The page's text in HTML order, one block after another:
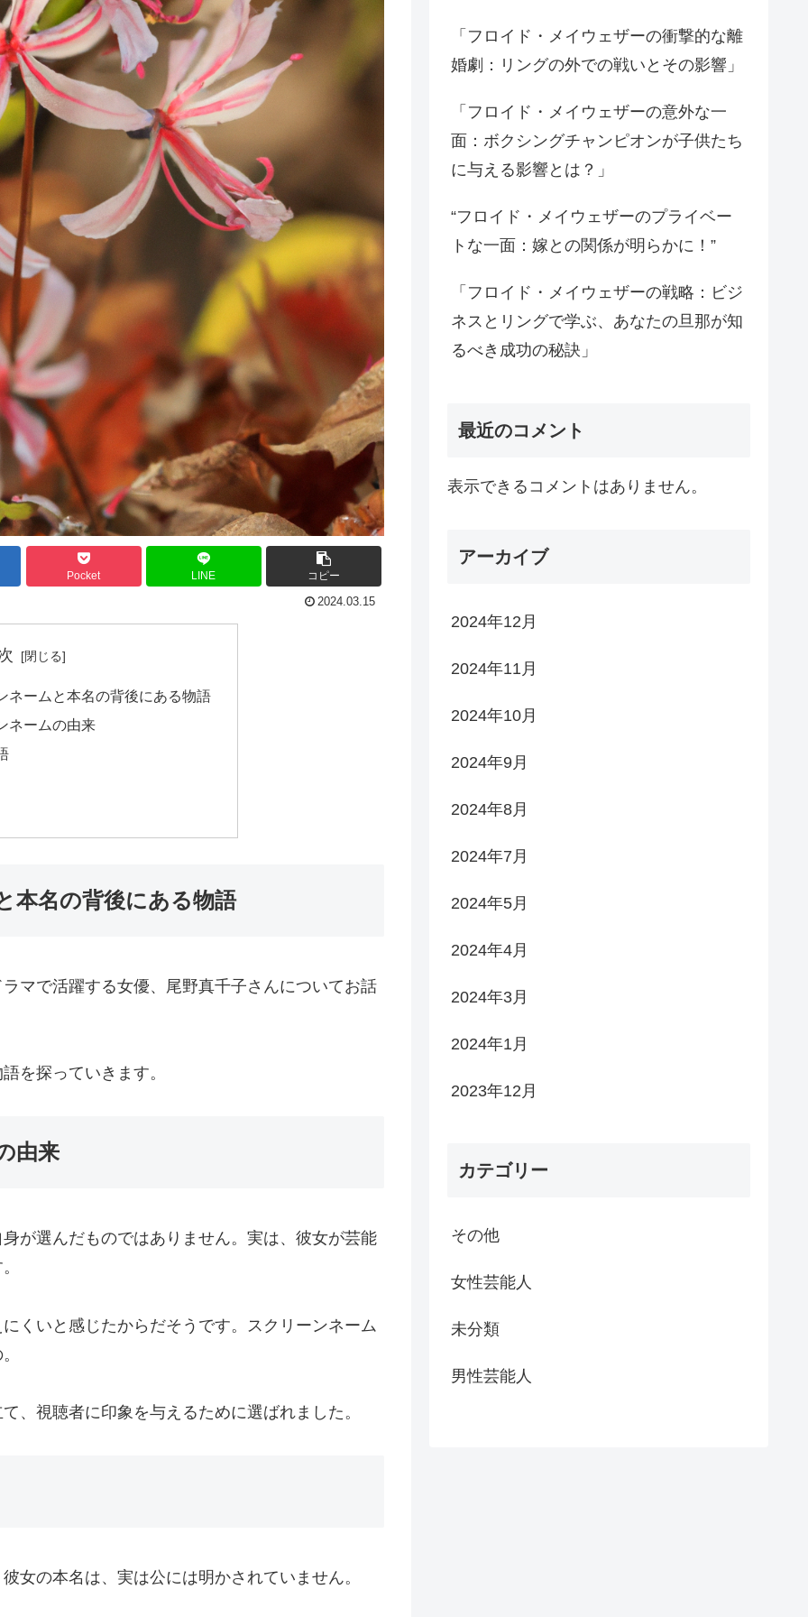
Pocket LINE コピー
2024.03.15
ネームと本名の背後にある物語
ネームの由来
本名の背後にある物語
マで活躍する女優、尾野真千子さんについてお話
を探っていきます。
由来
が選んだものではありません。実は、彼女が芸能
くいと感じたからだそうです。スクリーンネーム
、視聴者に印象を与えるために選ばれました。
女の本名は、実は公には明かされていません。
「フロイド・メイウェザーの衝撃的な離
婚劇：リングの外での戦いとその影響」
「フロイド・メイウェザーの意外な一
面：ボクシングチャンピオンが子供たち
に与える影響とは？」
“フロイド・メイウェザーのプライベー
トな一面：嫁との関係が明らかに！”
「フロイド・メイウェザーの戦略：ビジ
ネスとリングで学ぶ、あなたの旦那が知
るべき成功の秘訣」
最近のコメント
表示できるコメントはありません。
アーカイブ
2024年12月
2024年11月
2024年10月
2024年9月
2024年8月
2024年7月
2024年5月
2024年4月
2024年3月
2024年1月
2023年12月
カテゴリー
その他
女性芸能人
未分類
男性芸能人